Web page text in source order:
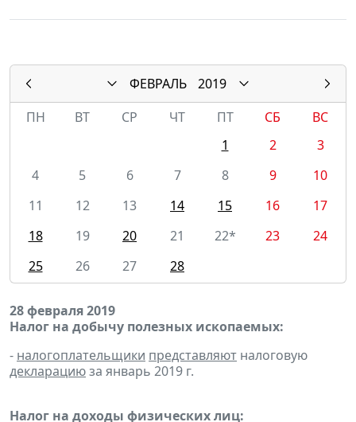
ФЕВРАЛЬ
2019
ПН
ВТ СР ЧТ ПТ СБ
ВС
1
2
3
4
5 6 7 8 9
10
11
12 13 14 15 16
17
18
19 20 21 22* 23
24
25
26 27 28
28 февраля 2019
Налог на добычу полезных ископаемых:
- налогоплательщики представляют налоговую
декларациюза январь 2019 г.
Налог на доходы физических лиц: